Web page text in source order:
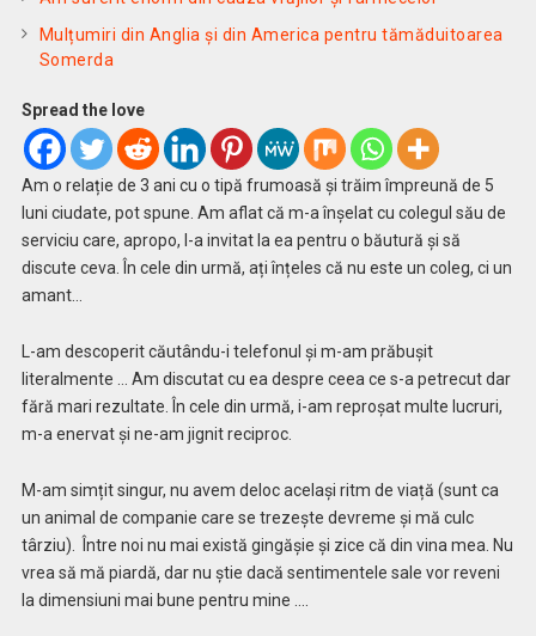
Mulțumiri din Anglia și din America pentru tămăduitoarea
Somerda
Spread the love
Am o relație de 3 ani cu o tipă frumoasă și trăim împreună de 5
luni ciudate, pot spune. Am aflat că m-a înșelat cu colegul său de
serviciu care, apropo, l-a invitat la ea pentru o băutură și să
discute ceva. În cele din urmă, ați înțeles că nu este un coleg, ci un
amant…
L-am descoperit căutându-i telefonul și m-am prăbușit
literalmente … Am discutat cu ea despre ceea ce s-a petrecut dar
fără mari rezultate. În cele din urmă, i-am reproșat multe lucruri,
m-a enervat și ne-am jignit reciproc.
M-am simțit singur, nu avem deloc același ritm de viață (sunt ca
un animal de companie care se trezește devreme și mă culc
târziu). Între noi nu mai există gingășie și zice că din vina mea. Nu
vrea să mă piardă, dar nu știe dacă sentimentele sale vor reveni
la dimensiuni mai bune pentru mine ….